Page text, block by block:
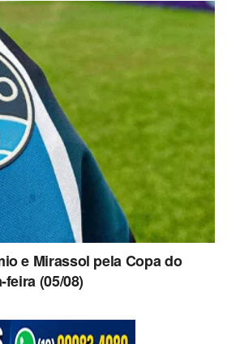
e Mirassol pela Copa do
(05/08)